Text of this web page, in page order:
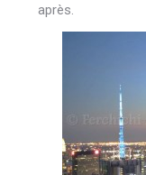
après.